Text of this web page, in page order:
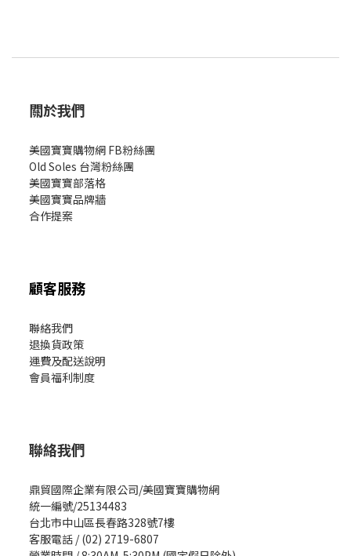
關於我們
美國寶寶購物網 FB粉絲團
Old Soles 台灣粉絲團
美國寶寶部落格
美國寶寶品牌牆
合作提案
顧客服務
聯絡我們
退換貨政策
運費及配送說明
會員福利制度
聯絡我們
鼎貿國際企業有限公司/美國寶寶購物網
統一編號/25134483
台北市中山區長春路328號7樓
客服電話 / (02) 2719-6807